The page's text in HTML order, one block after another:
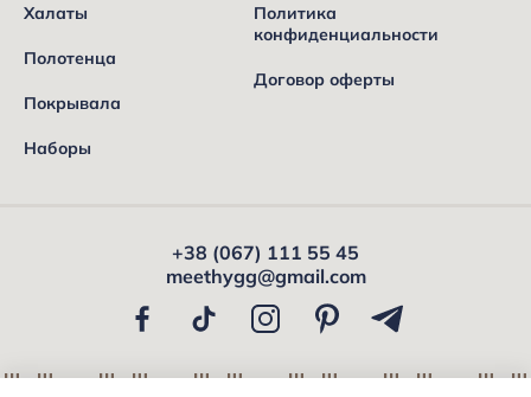
Халаты
Полотенца
Покрывала
Наборы
Политика
конфиденциальности
Договор оферты
+38 (067) 111 55 45
meethygg@gmail.com